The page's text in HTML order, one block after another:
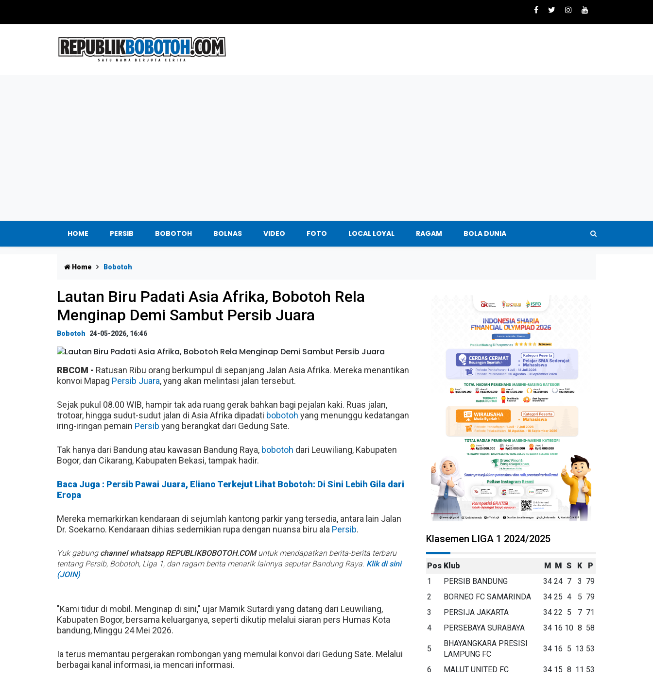
HOME PERSIB BOBOTOH BOLNAS VIDEO FOTO LOCAL LOYAL RAGAM BOLA DUNIA
Home Bobotoh
Lautan Biru Padati Asia Afrika, Bobotoh Rela
Menginap Demi Sambut Persib Juara
Bobotoh 24-05-2026, 16:46
RBCOM - Ratusan Ribu orang berkumpul di sepanjang Jalan Asia Afrika. Mereka menantikan
konvoi Mapag Persib Juara, yang akan melintasi jalan tersebut.
Sejak pukul 08.00 WIB, hampir tak ada ruang gerak bahkan bagi pejalan kaki. Ruas jalan,
trotoar, hingga sudut-sudut jalan di Asia Afrika dipadati bobotoh yang menunggu kedatangan
iring-iringan pemain Persib yang berangkat dari Gedung Sate.
Tak hanya dari Bandung atau kawasan Bandung Raya, bobotoh dari Leuwiliang, Kabupaten
Bogor, dan Cikarang, Kabupaten Bekasi, tampak hadir.
Baca Juga : Persib Pawai Juara, Eliano Terkejut Lihat Bobotoh: Di Sini Lebih Gila dari
Eropa
Mereka memarkirkan kendaraan di sejumlah kantong parkir yang tersedia, antara lain Jalan
Dr. Soekarno. Kendaraan dihias sedemikian rupa dengan nuansa biru ala Persib.
Yuk gabung channel whatsapp REPUBLIKBOBOTOH.COMuntuk mendapatkan berita-berita terbaru
tentang Persib, Bobotoh, Liga 1, dan ragam berita menarik lainnya seputar Bandung Raya. Klik di sini
(JOIN)
"Kami tidur di mobil. Menginap di sini," ujar Mamik Sutardi yang datang dari Leuwiliang,
Kabupaten Bogor, bersama keluarganya, seperti dikutip melalui siaran pers Humas Kota
bandung, Minggu 24 Mei 2026.
Ia terus memantau pergerakan rombongan yang memulai konvoi dari Gedung Sate. Melalui
berbagai kanal informasi, ia mencari informasi.
Klasemen LIGA 1 2024/2025
Pos Klub M M S K
P
1
PERSIB BANDUNG 34 24 7 3 79
2
BORNEO FC SAMARINDA 34 25 4 5 79
3
PERSIJA JAKARTA 34 22 5 7 71
4
PERSEBAYA SURABAYA 34 16 10 8 58
5
BHAYANGKARA PRESISI
LAMPUNG FC
34 16 5 13 53
6 MALUT UNITED FC 34 15 8 11 53